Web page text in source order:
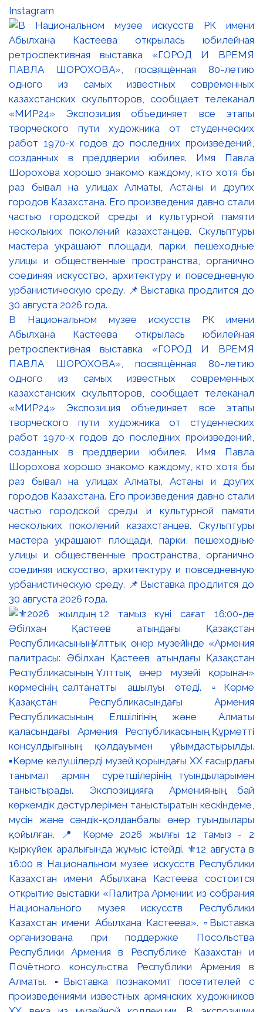
Instagram
В Национальном музее искусств РК имени
Абылхана Кастеева открылась юбилейная
ретроспективная выставка «ГОРОД И ВРЕМЯ
ПАВЛА ШОРОХОВА», посвящённая 80-летию
одного из самых известных современных
казахстанских скульпторов, сообщает телеканал
«МИР24» Экспозиция объединяет все этапы
творческого пути художника от студенческих
работ 1970-х годов до последних произведений,
созданных в преддверии юбилея. Имя Павла
Шорохова хорошо знакомо каждому, кто хотя бы
раз бывал на улицах Алматы, Астаны и других
городов Казахстана. Его произведения давно стали
частью городской среды и культурной памяти
нескольких поколений казахстанцев. Скульптуры
мастера украшают площади, парки, пешеходные
улицы и общественные пространства, органично
соединяя искусство, архитектуру и повседневную
урбанистическую среду. 📌Выставка продлится до
30 августа 2026 года.